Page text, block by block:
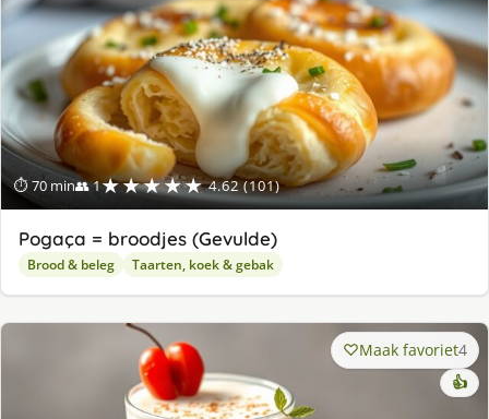
⏱ 70 min👥 1★★★★★ 4.62 (101)
Pogaça = broodjes (Gevulde)
Brood & beleg Taarten, koek & gebak
Maak favoriet4
👍